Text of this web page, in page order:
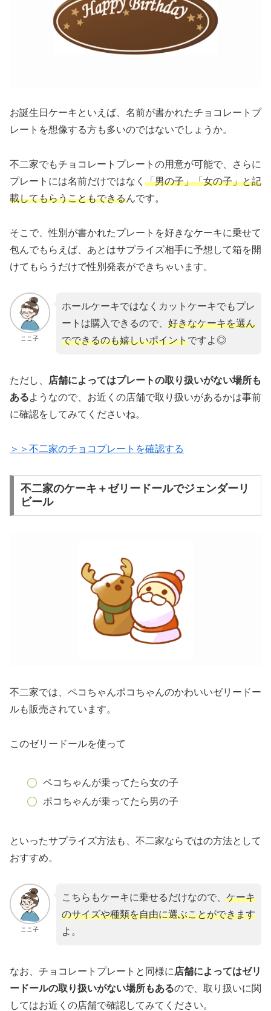
お誕生日ケーキといえば、名前が書かれたチョコレートプ
レートを想像する方も多いのではないでしょうか。
不二家でもチョコレートプレートの用意が可能で、さらに
プレートには名前だけではなく 「男の子」「女の子」と記
載してもらうこともできるんです。
そこで、性別が書かれたプレートを好きなケーキに乗せて
包んでもらえば、あとはサプライズ相手に予想して箱を開
けてもらうだけで性別発表ができちゃいます。
ここ子
ホールケーキではなくカットケーキでもプレ
ートは購入できるので、 好きなケーキを選ん
でできるのも嬉しいポイントですよ◎
ただし、
店舗によってはプレートの取り扱いがない場所も
あるようなので、お近くの店舗で取り扱いがあるかは事前
に確認をしてみてくださいね。
＞＞不二家のチョコプレートを確認する
不二家のケーキ＋ゼリードールでジェンダーリ
ビール
不二家では、ペコちゃんポコちゃんのかわいいゼリードー
ルも販売されています。
このゼリードールを使って
ペコちゃんが乗ってたら女の子
ポコちゃんが乗ってたら男の子
といったサプライズ方法も、不二家ならではの方法として
おすすめ。
ここ子
こちらもケーキに乗せるだけなので、 ケーキ
のサイズや種類を自由に選ぶことができます
よ。
なお、チョコレートプレートと同様に 店舗によってはゼリ
ードールの取り扱いがない場所もあるので、取り扱いに関
してはお近くの店舗で確認してみてください。